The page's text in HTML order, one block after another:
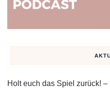
Holt euch das Spiel zurück!